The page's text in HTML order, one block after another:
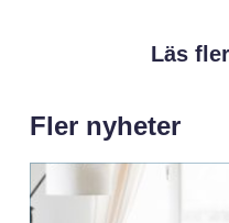
Läs
Fler nyheter